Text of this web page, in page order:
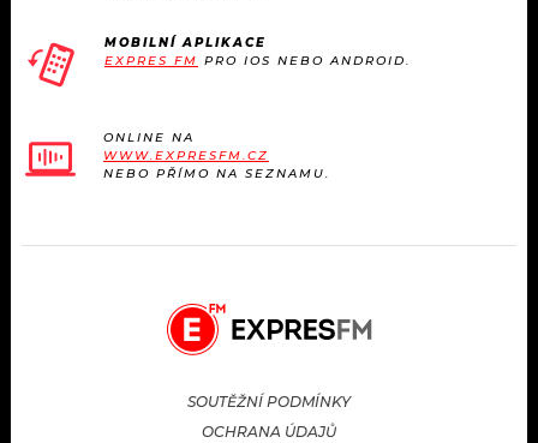
TRENDY
KULTURA
JAK NALADITMOBILNÍ APLIKACE
EXPRES FM PRO IOS NEBO ANDROID.
ONLINE NA
WWW.EXPRESFM.CZ
NEBO PŘÍMO NA SEZNAMU.
SOUTĚŽNÍ PODMÍNKY
OCHRANA ÚDAJŮ